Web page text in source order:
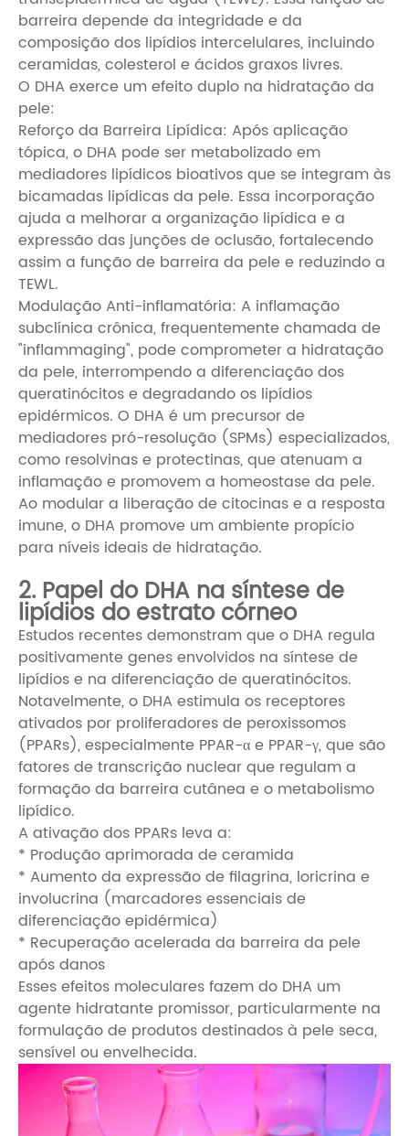
barreira depende da integridade e da
composição dos lipídios intercelulares, incluindo
ceramidas, colesterol e ácidos graxos livres.
O DHA exerce um efeito duplo na hidratação da
pele:
Reforço da Barreira Lipídica: Após aplicação
tópica, o DHA pode ser metabolizado em
mediadores lipídicos bioativos que se integram às
bicamadas lipídicas da pele. Essa incorporação
ajuda a melhorar a organização lipídica e a
expressão das junções de oclusão, fortalecendo
assim a função de barreira da pele e reduzindo a
TEWL.
Modulação Anti-inflamatória: A inflamação
subclínica crônica, frequentemente chamada de
"inflammaging", pode comprometer a hidratação
da pele, interrompendo a diferenciação dos
queratinócitos e degradando os lipídios
epidérmicos. O DHA é um precursor de
mediadores pró-resolução (SPMs) especializados,
como resolvinas e protectinas, que atenuam a
inflamação e promovem a homeostase da pele.
Ao modular a liberação de citocinas e a resposta
imune, o DHA promove um ambiente propício
para níveis ideais de hidratação.
2. Papel do DHA na síntese de
lipídios do estrato córneo
Estudos recentes demonstram que o DHA regula
positivamente genes envolvidos na síntese de
lipídios e na diferenciação de queratinócitos.
Notavelmente, o DHA estimula os receptores
ativados por proliferadores de peroxissomos
(PPARs), especialmente PPAR-α e PPAR-γ, que são
fatores de transcrição nuclear que regulam a
formação da barreira cutânea e o metabolismo
lipídico.
A ativação dos PPARs leva a:
* Produção aprimorada de ceramida
* Aumento da expressão de filagrina, loricrina e
involucrina (marcadores essenciais de
diferenciação epidérmica)
* Recuperação acelerada da barreira da pele
após danos
Esses efeitos moleculares fazem do DHA um
agente hidratante promissor, particularmente na
formulação de produtos destinados à pele seca,
sensível ou envelhecida.